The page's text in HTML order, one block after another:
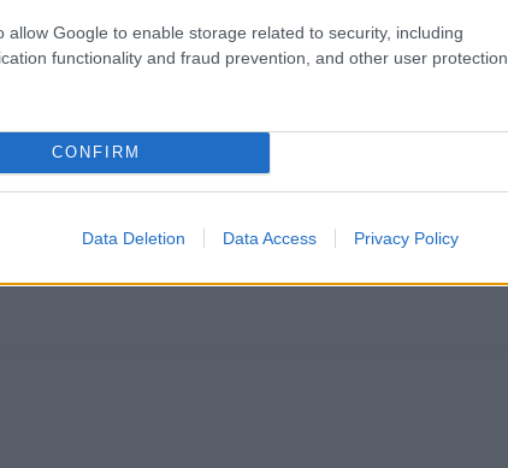
allow Google to enable storage related to security, including
functionality and fraud prevention, and other user protection.
CONFIRM
Data Deletion Data Access Privacy Policy
a star bene